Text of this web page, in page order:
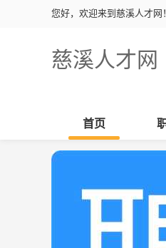
您好，欢迎来到慈溪人才网！
慈溪人才网
首页